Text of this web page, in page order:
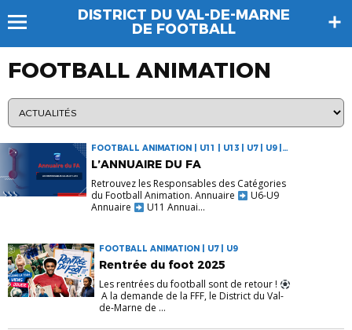
DISTRICT DU VAL-DE-MARNE
DE FOOTBALL
FOOTBALL ANIMATION
FOOTBALL ANIMATION | U11 | U13 | U7 | U9 |
VIE DES CLUBS
L’ANNUAIRE DU FA
Retrouvez les Responsables des Catégories
du Football Animation. Annuaire
U6-U9
Annuaire
U11 Annuai...
FOOTBALL ANIMATION | U7 | U9
Rentrée du foot 2025
Les rentrées du football sont de retour !
A la demande de la FFF, le District du Val-
de-Marne de ...